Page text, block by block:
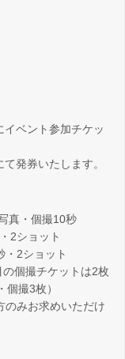
ベント参加チケッ
発券いたします。
真・個撮10秒
2ショット
・2ショット
個撮チケットは2枚
撮3枚）
のみお求めいただけ